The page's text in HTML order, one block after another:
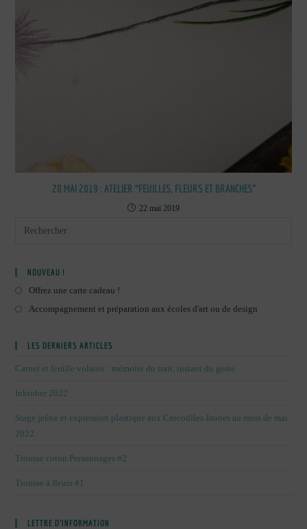
20 MAI 2019 : ATELIER “FEUILLES, FLEURS ET BRANCHES”
22 mai 2019
NOUVEAU !
Offrez une carte cadeau !
Accompagnement et préparation aux écoles d'art ou de design
LES DERNIERS ARTICLES
Carnet et feuille volante : mémoire du trait, instant du geste.
Inktober 2022
Stage jeûne et expression plastique aux Crocodiles Jaunes au mois de mai
2022.
Trousse coton Personnages #2
Trousse à fleurs #1
LETTRE D’INFORMATION